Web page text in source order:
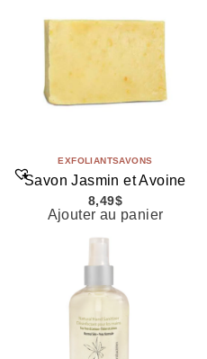
EXFOLIANTSAVONS
Savon Jasmin et Avoine
8,49$
Ajouter au panier